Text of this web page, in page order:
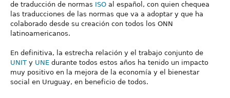
de traducción de normas ISO al español, con quien chequea
las traducciones de las normas que va a adoptar y que ha
colaborado desde su creación con todos los ONN
latinoamericanos.
En definitiva, la estrecha relación y el trabajo conjunto de
UNIT y UNE durante todos estos años ha tenido un impacto
muy positivo en la mejora de la economía y el bienestar
social en Uruguay, en beneficio de todos.